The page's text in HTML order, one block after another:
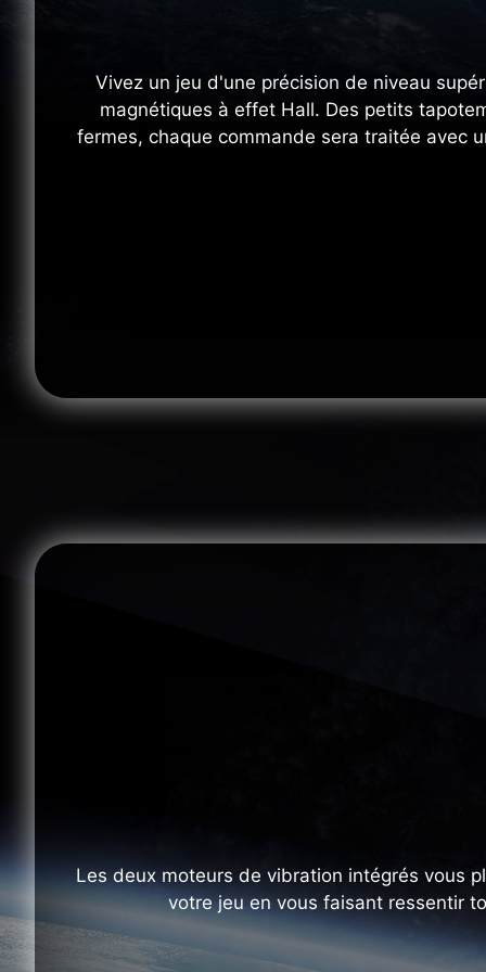
Vivez un jeu d'une précision de niveau
magnétiques à effet Hall. Des petits
fermes, chaque commande sera traitée avec
Les deux moteurs de vibration intégrés vous
votre jeu en vous faisant ressentir